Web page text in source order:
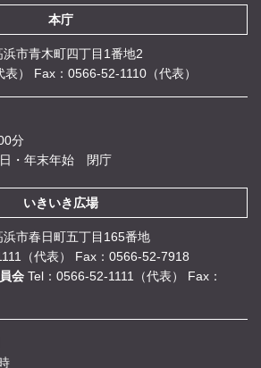
本庁
市青木町四丁目1番地2
）
Fax：0566-52-1110（代表）
分
・年末年始 閉庁
いきいき広場
市春日町五丁目165番地
（代表）
Fax：0566-52-7918
会 Tel：0566-52-1111（代表）
Fax：